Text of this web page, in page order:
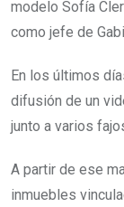
modelo Sofía
como jefe de
En los últimos
difusión de un
junto a varios
A partir de ese
inmuebles